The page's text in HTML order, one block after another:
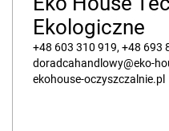
Ekologiczne
+48 603 310 919, +48 693
doradcahandlowy@eko-
ekohouse-oczyszczalnie.pl